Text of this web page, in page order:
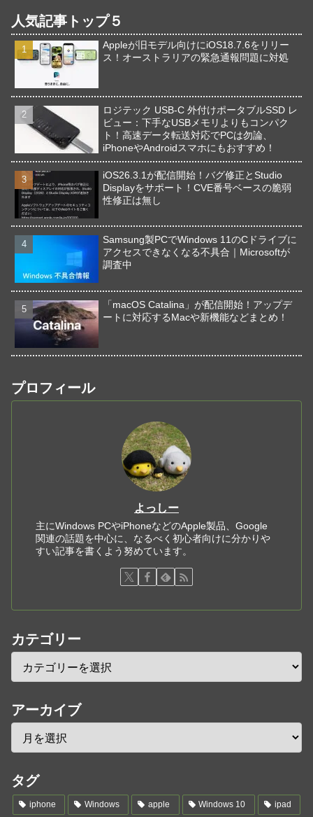
人気記事トップ５
Appleが旧モデル向けにiOS18.7.6をリリー
ス！オーストラリアの緊急通報問題に対処
ロジテック USB-C 外付けポータブルSSD レ
ビュー：下手なUSBメモリよりもコンパク
ト！高速データ転送対応でPCは勿論、
iPhoneやAndroidスマホにもおすすめ！
iOS26.3.1が配信開始！バグ修正とStudio
Displayをサポート！CVE番号ベースの脆弱
性修正は無し
Samsung製PCでWindows 11のCドライブに
アクセスできなくなる不具合｜Microsoftが
調査中
「macOS Catalina」が配信開始！アップデ
ートに対応するMacや新機能などまとめ！
プロフィール
よっしー
主にWindows PCやiPhoneなどのApple製品、Google
関連の話題を中心に、なるべく初心者向けに分かりや
すい記事を書くよう努めています。
カテゴリー
アーカイブ
タグ
iphone Windows apple Windows 10 ipad